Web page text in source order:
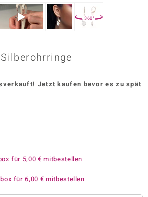
360°
Jetzt kaufen bevor es zu spät
für 5,00 € mitbestellen
für6,00 € mitbestellen